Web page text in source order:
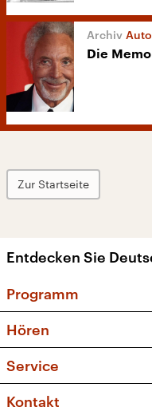
Die
Zur Startseite
Entdecken Sie
Programm
Sendungen
Musikliste
Kakadu – Das
Hören
Frequenzen
Service
FAQ
Kontakt